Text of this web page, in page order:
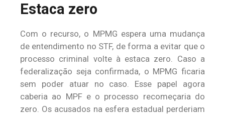
Estaca zero
Com o recurso, o MPMG espera uma mudança
de entendimento no STF, de forma a evitar que o
processo criminal volte à estaca zero. Caso a
federalização seja confirmada, o MPMG ficaria
sem poder atuar no caso. Esse papel agora
caberia ao MPF e o processo recomeçaria do
zero. Os acusados na esfera estadual perderiam